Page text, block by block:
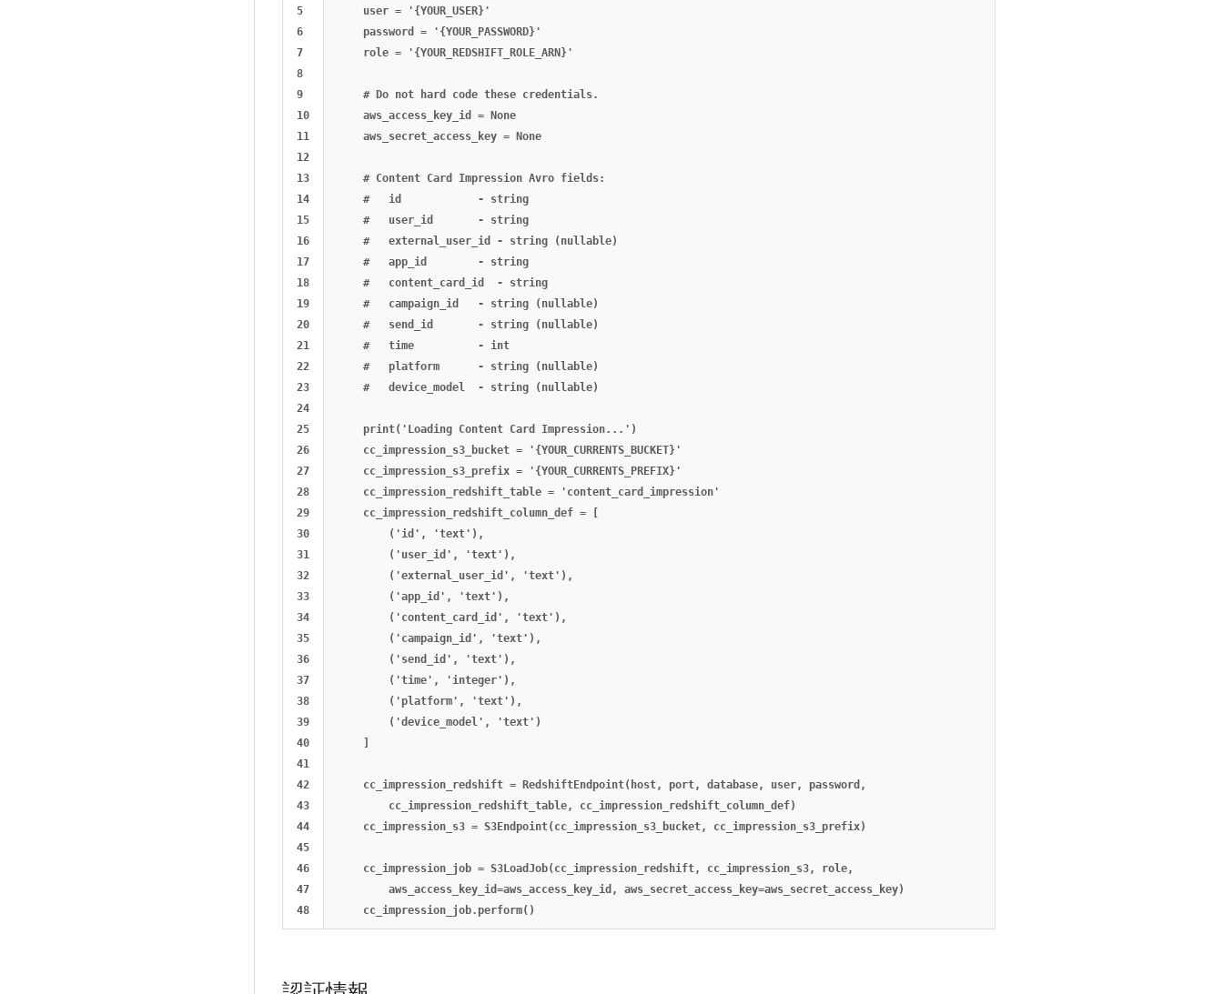
5
6
7
8
9
10
11
12
13
14
15
16
17
18
19
20
21
22
23
24
25
26
27
28
29
30
31
32
33
34
35
36
37
38
39
40
41
42
43
44
45
46
47
    user = '{YOUR_USER}'
    password = '{YOUR_PASSWORD}'
    role = '{YOUR_REDSHIFT_ROLE_ARN}'
    # Do not hard code these credentials.
    aws_access_key_id = None
    aws_secret_access_key = None
    # Content Card Impression Avro fields:
    #   id            - string
    #   user_id       - string
    #   external_user_id - string (nullable)
    #   app_id        - string
    #   content_card_id  - string
    #   campaign_id   - string (nullable)
    #   send_id       - string (nullable)
    #   time          - int
    #   platform      - string (nullable)
    #   device_model  - string (nullable)
    print('Loading Content Card Impression...')
    cc_impression_s3_bucket = '{YOUR_CURRENTS_BUCKET}'
    cc_impression_s3_prefix = '{YOUR_CURRENTS_PREFIX}'
    cc_impression_redshift_table = 'content_card_impression'
    cc_impression_redshift_column_def = [
        ('id', 'text'),
        ('user_id', 'text'),
        ('external_user_id', 'text'),
        ('app_id', 'text'),
        ('content_card_id', 'text'),
        ('campaign_id', 'text'),
        ('send_id', 'text'),
        ('time', 'integer'),
        ('platform', 'text'),
        ('device_model', 'text')
    cc_impression_redshift = RedshiftEndpoint(host, port, database, user, password,
        cc_impression_redshift_table, cc_impression_redshift_column_def)
    cc_impression_s3 = S3Endpoint(cc_impression_s3_bucket, cc_impression_s3_prefix)
    cc_impression_job = S3LoadJob(cc_impression_redshift, cc_impression_s3, role,
        aws_access_key_id=aws_access_key_id, aws_secret_access_key=aws_secret_access_key)